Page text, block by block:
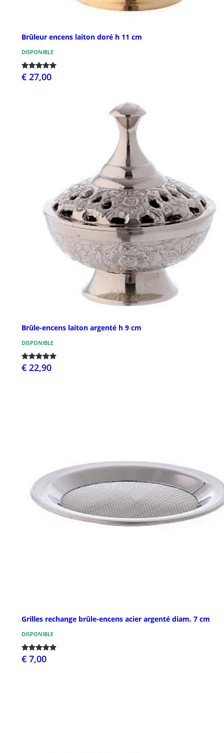
Brûleur encens laiton doré h 11 cm
DISPONIBLE
€ 27,00
Brûle-encens laiton argenté h 9 cm
DISPONIBLE
€ 22,90
Grilles rechange brûle-encens acier argenté diam. 7 cm
DISPONIBLE
€ 7,00